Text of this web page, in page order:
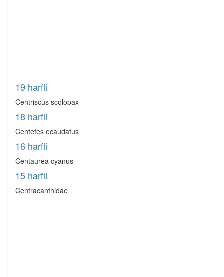
19 harfli
Centriscus scolopax
18 harfli
Centetes ecaudatus
16 harfli
Centaurea cyanus
15 harfli
Centracanthidae